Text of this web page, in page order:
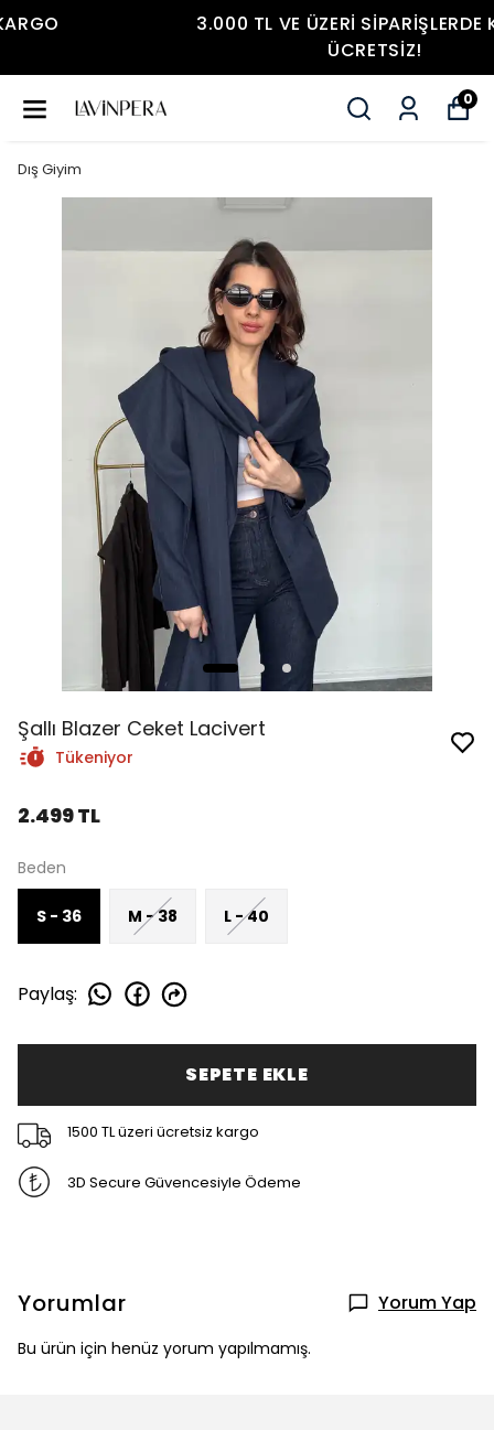
3.000 TL VE ÜZERI SIPARIŞLERDE KARGO
0
Dış Giyim
Şallı Blazer Ceket Lacivert
Tükeniyor
2.499 TL
Beden
S - 36 M - 38 L - 40
Paylaş:
SEPETE EKLE
1500 TL üzeri ücretsiz kargo
3D Secure Güvencesiyle Ödeme
Yorumlar Yorum Yap
Bu ürün için henüz yorum yapılmamış.